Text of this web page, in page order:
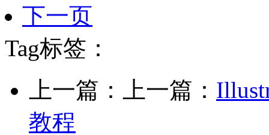
下一页
Tag标签：
上一篇：上一篇：
教程